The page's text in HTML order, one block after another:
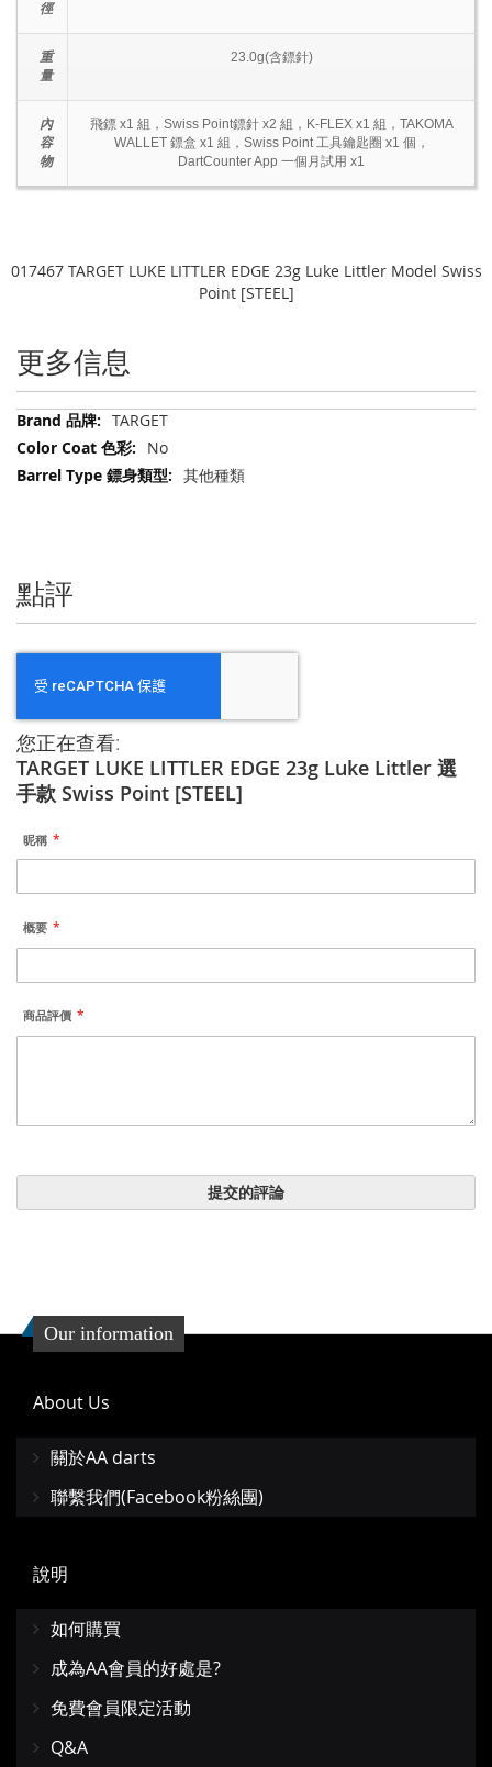
徑
重
量
23.0g(含鏢針)
內
容
物
飛鏢 x1 組，Swiss Point鏢針 x2 組，K-FLEX x1 組，TAKOMA
WALLET 鏢盒 x1 組，Swiss Point 工具鑰匙圈 x1 個，
DartCounter App 一個月試用 x1
017467 TARGET LUKE LITTLER EDGE 23g Luke Littler Model Swiss
Point [STEEL]
更多信息
更
多
息
TARGET
No
其他種類
點評
您正在查看:
TARGET LUKE LITTLER EDGE 23g Luke Littler 選
手款 Swiss Point [STEEL]
昵稱
概要
商品評價
提交的評論
Our information
About Us
關於AA darts
聯繫我們(Facebook粉絲團)
說明
如何購買
成為AA會員的好處是?
免費會員限定活動
Q&A